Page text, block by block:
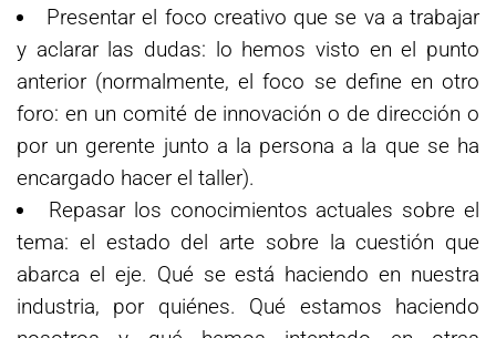
Presentar el foco creativo que se va a trabajar
y aclarar las dudas: lo hemos visto en el punto
anterior (normalmente, el foco se define en otro
foro: en un comité de innovación o de dirección o
por un gerente junto a la persona a la que se ha
encargado hacer el taller).
Repasar los conocimientos actuales sobre el
tema: el estado del arte sobre la cuestión que
abarca el eje. Qué se está haciendo en nuestra
industria, por quiénes. Qué estamos haciendo